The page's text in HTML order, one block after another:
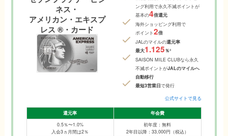
ネス・
アメリカン・エキスプ
レス ®・カード
ング利用で永久不滅ポイントが
基本の4倍還元
海外ショッピング利用で
ポイント2倍
JALのマイルの還元率
最大1.125％※
SAISON MILE CLUBなら永久
不滅ポイントがJALのマイルへ
自動移行
最短3営業日で発行
公式サイトで見る
還元率
年会費
0.5％〜1.0%
入会3ヵ月間は2％
初年度：無料
2年目以降：33,000円（税込）